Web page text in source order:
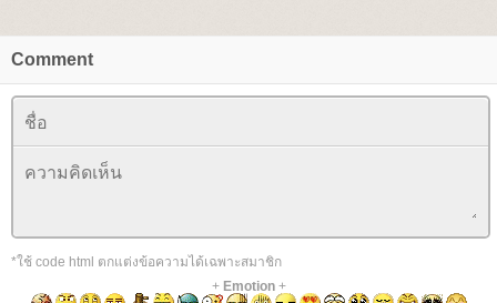
Comment
*ใช้ code html ตกแต่งข้อความได้เฉพาะสมาชิก
+ Emotion+